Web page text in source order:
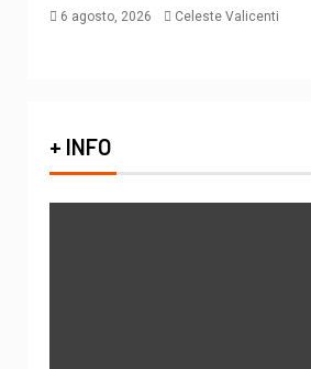
6 agosto, 2026 Celeste Valicenti
+ INFO